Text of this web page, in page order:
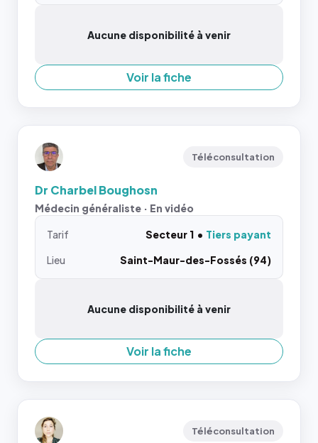
Aucune disponibilité à venir
Voir la fiche
Téléconsultation
Dr Charbel Boughosn
Médecin généraliste · En vidéo
Tarif Secteur 1
Tiers payant
Lieu
Saint-Maur-des-Fossés (94)
Aucune disponibilité à venir
Voir la fiche
Téléconsultation